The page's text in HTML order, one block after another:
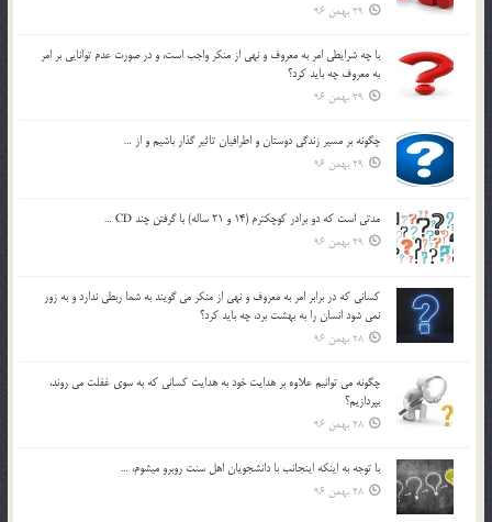
29 بهمن 96
با چه شرايطي امر به معروف و نهي از منکر واجب است، و در صورت عدم توانايي بر امر
به معروف چه بايد کرد؟
29 بهمن 96
چگونه بر مسير زندگي دوستان و اطرافيان تاثير گذار باشيم و از …
29 بهمن 96
مدتي است كه دو برادر كوچكترم (14 و 21 ساله) با گرفتن چند CD …
29 بهمن 96
كساني كه در برابر امر به معروف و نهي از منكر مي گويند به شما ربطي ندارد و به زور
نمي شود انسان را به بهشت برد، چه بايد كرد؟
28 بهمن 96
چگونه مي توانيم علاوه بر هدايت خود به هدايت كساني كه به سوي غفلت مي روند،
بپردازيم؟
28 بهمن 96
با توجه به اينكه اينجانب با دانشجويان اهل سنت روبرو مي‎شوم، …
28 بهمن 96